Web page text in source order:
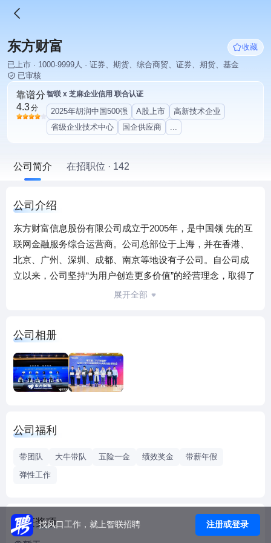
东方财富
收藏
已上市 · 1000-9999人 · 证券、期货、综合商贸、证券、期货、基金
已审核
靠谱分
4.3分
智联 x 芝麻企业信用 联合认证
2025年胡润中国500强 A股上市
高新技术企业
省级企业技术中心
国企供应商 ...
公司简介 在招职位 · 142
公司介绍
东方财富信息股份有限公司成立于2005年，是中国领 先的互
联网金融服务综合运营商。公司总部位于上海，并在香港、
北京、广州、深圳、成都、南京等地设有子公司。自公司成
立以来，公司坚持“为用户创造更多价值”的经营理念，取得了
快速、稳步的发展。2010年3月，公司成功在深交所创业板上
3000亿。经过多年发展，公司形成了具备自身特色的发展优
势，成为中国国内首 家同时拥有券商牌照、期货牌照和公募
基金牌照的互联网企业。目前公司旗下拥有东方财富网、天
天基金网、股吧、Choice数据、东方财富证券、东方财富国
公司致力于构建人与财富的金融生态圈，提供集财经资讯、
展开全部
公司相册
公司福利
带团队 大牛带队 五险一金 绩效奖金
带薪年假
弹性工作
荣获奖项找风口工作，就上智联招聘 注册或登录